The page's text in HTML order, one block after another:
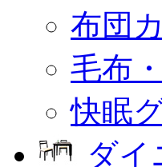
布団
毛布
快眠
ダイ